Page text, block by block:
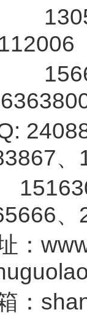
、
、
：
：